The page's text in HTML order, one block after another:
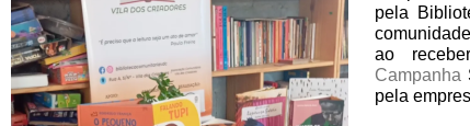
pela
ao
Campanha
pela